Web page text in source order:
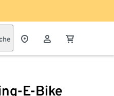
E-Bike